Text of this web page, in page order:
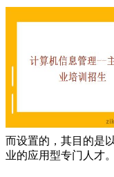
而设置的，其目的是
业的应用型专门人才。